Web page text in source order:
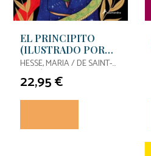
EL PRINCIPITO
(ILUSTRADO POR
MARÍA HESSE)
HESSE, MARIA / DE SAINT-
EXUPÉRY, ANTOINE
22,95 €